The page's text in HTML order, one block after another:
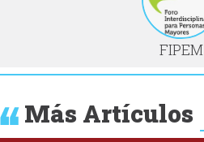
FIPEM
Más Artículos